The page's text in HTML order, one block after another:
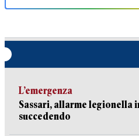
L’emergenza
Sassari, allarme legionella
succedendo